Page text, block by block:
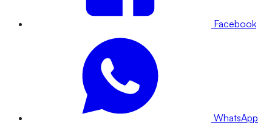
Facebook
WhatsApp